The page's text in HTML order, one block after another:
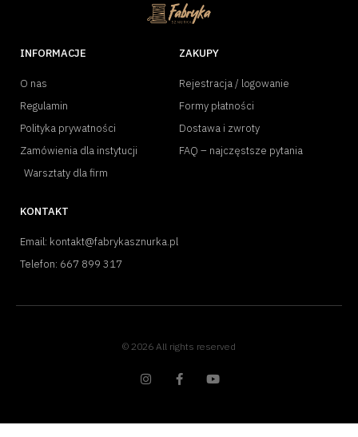
INFORMACJE
O nas
Regulamin
Polityka prywatności
Zamówienia dla instytucji
Warsztaty dla firm
ZAKUPY
Rejestracja / logowanie
Formy płatności
Dostawa i zwroty
FAQ – najczęstsze pytania
KONTAKT
Email: kontakt@fabrykasznurka.pl
Telefon: 667 899 317
© 2026 All rights reserved